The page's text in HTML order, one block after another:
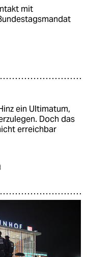
mit
ein Ultimatum,
Doch das
erreichbar